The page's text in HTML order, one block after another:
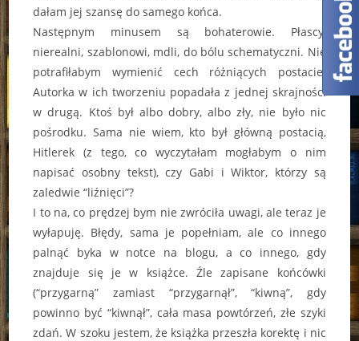
dałam jej szansę do samego końca.
Następnym minusem są bohaterowie. Płascy,
nierealni, szablonowi, mdli, do bólu schematyczni. Nie
potrafiłabym wymienić cech różniących postacie.
Autorka w ich tworzeniu popadała z jednej skrajności
w drugą. Ktoś był albo dobry, albo zły, nie było nic
pośrodku. Sama nie wiem, kto był główną postacią,
Hitlerek (z tego, co wyczytałam mogłabym o nim
napisać osobny tekst), czy Gabi i Wiktor, którzy są
zaledwie “liźnięci”?
I to na, co prędzej bym nie zwróciła uwagi, ale teraz je
wyłapuję. Błędy, sama je popełniam, ale co innego
palnąć byka w notce na blogu, a co innego, gdy
znajduje się je w książce. Źle zapisane końcówki
(“przygarną” zamiast “przygarnął”, “kiwną”, gdy
powinno być “kiwnął”, cała masa powtórzeń, złe szyki
zdań. W szoku jestem, że książka przeszła korektę i nic